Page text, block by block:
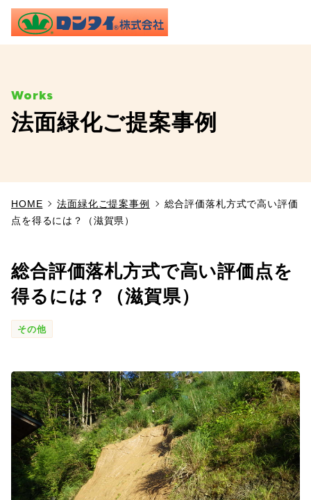
TOP
施工実績
よくあるご質問
SDGs
会社概要
お知らせ
採用情報
プライバシーポリシー
法面緑化ご提案事例
HOME 法面緑化ご提案事例
総合評価落札方式で高い評価
点を得るには？（滋賀県）
総合評価落札方式で高い評価点を
得るには？（滋賀県）
その他